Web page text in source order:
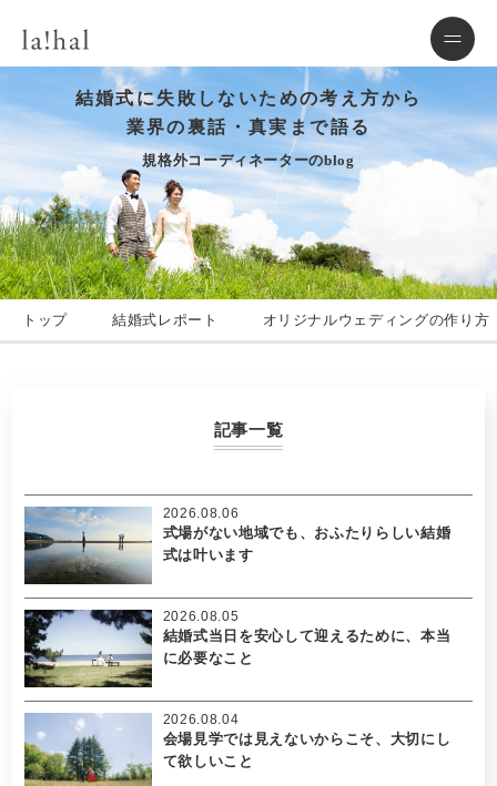
結婚式に失敗しないための考え方から
業界の裏話・真実まで語る
規格外コーディネーターのblog
トップ 結婚式レポート オリジナルウェディングの作り方
記事一覧
式場がない地域でも、おふたりらしい結婚
式は叶います
2026.08.06
結婚式当日を安心して迎えるために、本当
に必要なこと
2026.08.05
会場見学では見えないからこそ、大切にし
て欲しいこと
2026.08.04